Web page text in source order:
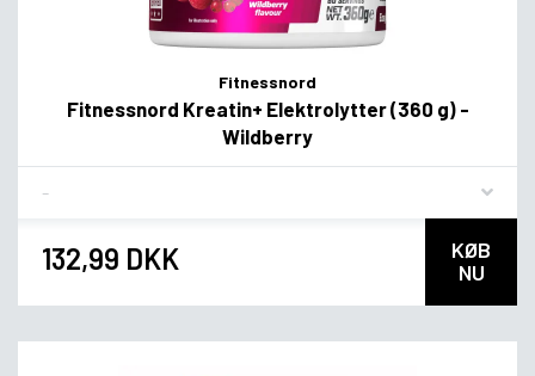
Fitnessnord
Fitnessnord Kreatin+ Elektrolytter (360 g) -
Wildberry
132,99 DKK
KØB
NU